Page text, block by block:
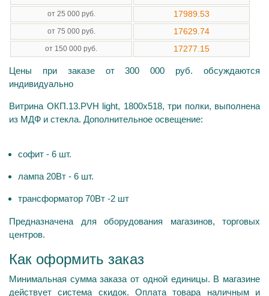
от 25 000 руб. 17989.53
от 75 000 руб. 17629.74
от 150 000 руб. 17277.15
Цены при заказе от 300 000 руб. обсуждаются
индивидуально
Витрина ОКП.13.PVH light, 1800х518, три полки, выполнена
из МДФ и стекла. Дополнительное освещение:
софит - 6 шт.
лампа 20Вт - 6 шт.
трансформатор 70Вт -2 шт
Предназначена для оборудования магазинов, торговых
центров.
Как оформить заказ
Минимальная сумма заказа от одной единицы. В магазине
действует система скидок. Оплата товара наличным и